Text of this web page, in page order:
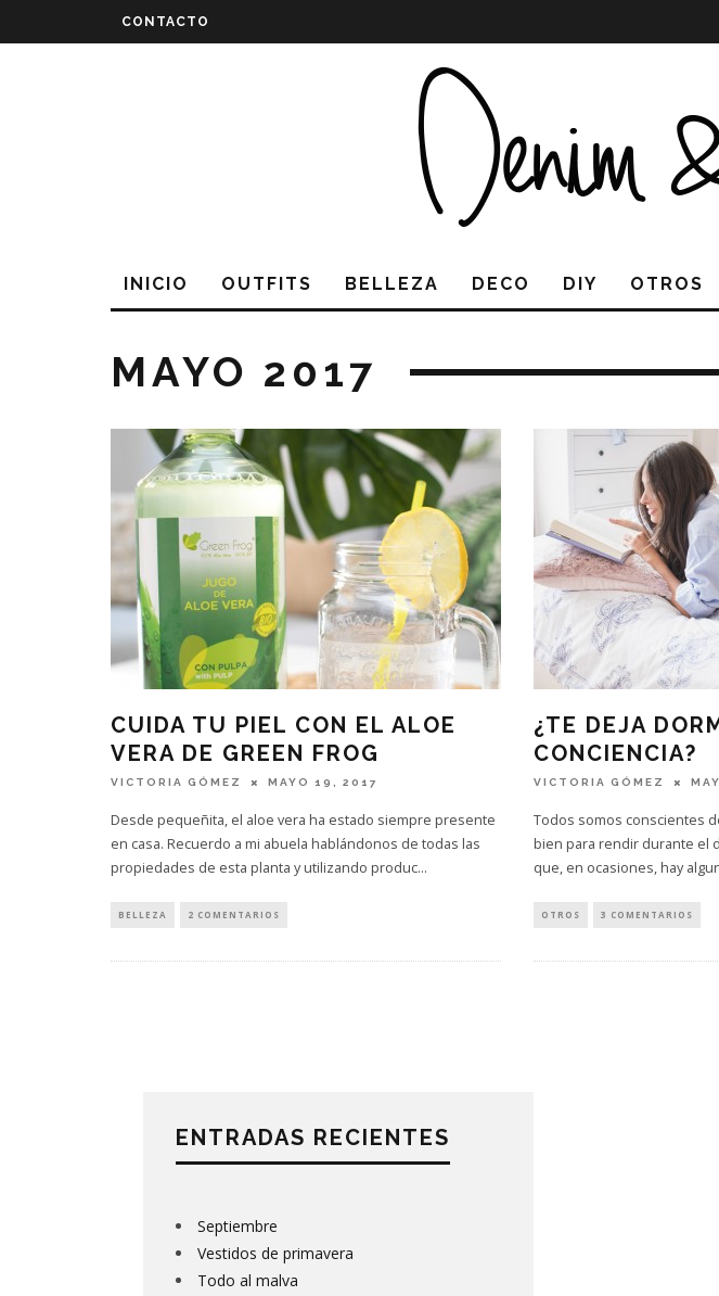
CONTACTO
INICIO OUTFITS BELLEZA DECO DIY OTROS
MAYO 2017
CUIDA TU PIEL CON EL ALOE
VERA DE GREEN FROG
VICTORIA GÓMEZ MAYO 19, 2017
Desde pequeñita, el aloe vera ha estado siempre presente
en casa. Recuerdo a mi abuela hablándonos de todas las
propiedades de esta planta y utilizando produc...
BELLEZA 2 COMENTARIOS
¿TE DEJA
CONCIENCIA?
VICTORIA GÓMEZ
Todos somos conscientes
bien para rendir durante el
que, en ocasiones, hay
OTROS 3 COMENTARIOS
ENTRADAS RECIENTES
Septiembre
Vestidos de primavera
Todo al malva